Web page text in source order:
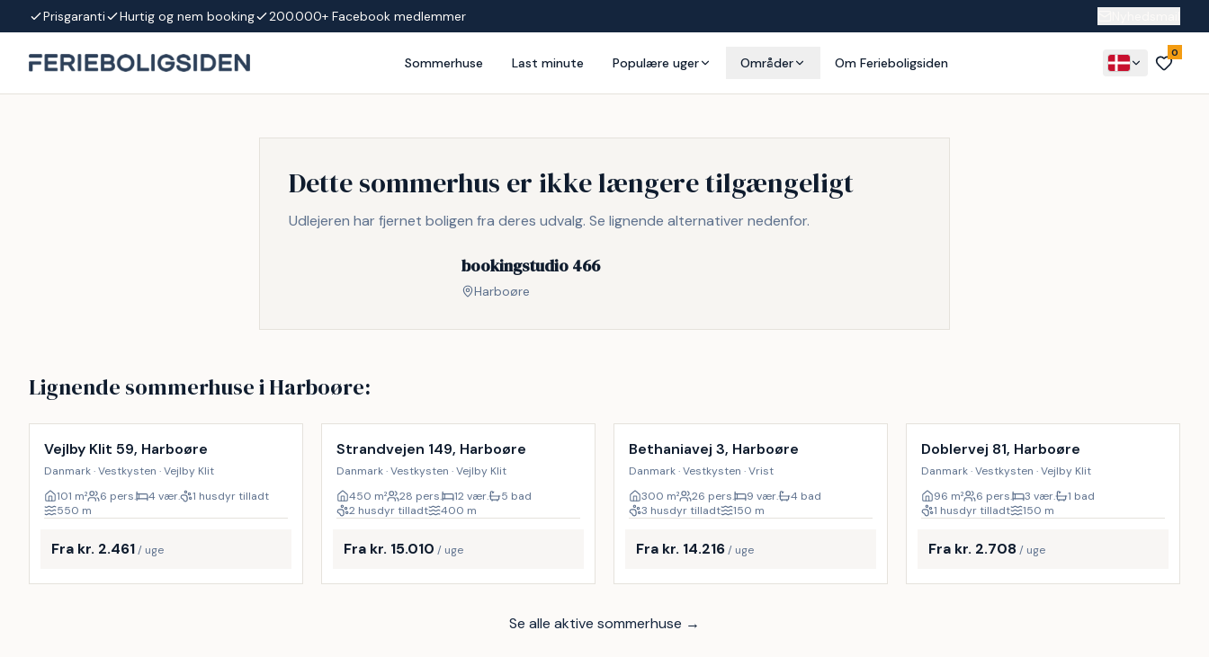
Spring til indhold
Prisgaranti Hurtig og nem booking 200.000+ Facebook medlemmer
Sommerhuse Last minute Populære uger Områder Om Ferieboligsiden
0
Dette sommerhus er ikke længere tilgængeligt
Udlejeren har fjernet boligen fra deres udvalg. Se lignende alternativer nedenfor.
bookingstudio 466
Harboøre
Lignende sommerhuse i Harboøre:
Vejlby Klit 59, Harboøre
Danmark · Vestkysten · Vejlby Klit
101 m² 6 pers. 4 vær.
1 husdyr tilladt
550 m
Fra kr. 2.461/ uge
Strandvejen 149, Harboøre
Danmark · Vestkysten · Vejlby Klit
450 m² 28 pers. 12 vær.
5 bad
2 husdyr tilladt
400 m
Fra kr. 15.010 / uge
Bethaniavej 3, Harboøre
Danmark · Vestkysten · Vrist
300 m² 26 pers. 9 vær.
4 bad
3 husdyr tilladt
150 m
Fra kr. 14.216/ uge
Doblervej 81, Harboøre
Danmark · Vestkysten · Vejlby Klit
96 m² 6 pers. 3 vær.
1 bad
1 husdyr tilladt
150 m
Fra kr. 2.708/ uge
Se alle aktive sommerhuse →